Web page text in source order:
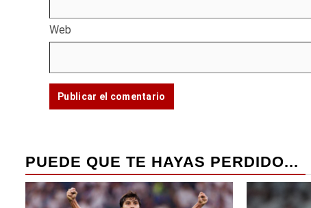
Web
PUEDE QUE TE HAYAS PERDIDO...